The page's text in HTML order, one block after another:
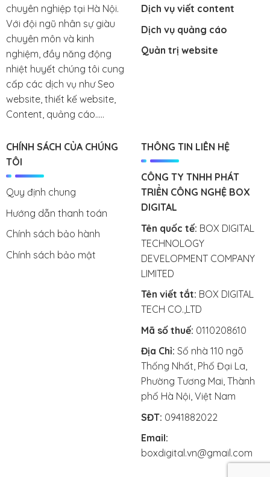
chuyên nghiệp tại Hà Nội.
Với đội ngũ nhân sự giàu
chuyên môn và kinh
nghiệm, đầy năng động
nhiệt huyết chúng tôi cung
cấp các dịch vụ như Seo
website, thiết kế website,
Content, quảng cáo.....
Dịch vụ viết content
Dịch vụ quảng cáo
Quản trị website
CHÍNH SÁCH CỦA CHÚNG
TÔI
Quy định chung
Hướng dẫn thanh toán
Chính sách bảo hành
Chính sách bảo mật
THÔNG TIN LIÊN HỆ
CÔNG TY TNHH PHÁT
TRIỂN CÔNG NGHỆ BOX
DIGITAL
Tên quốc tế: BOX DIGITAL
TECHNOLOGY
DEVELOPMENT COMPANY
LIMITED
Tên viết tắt: BOX DIGITAL
TECH CO.,LTD
Mã số thuế: 0110208610
Địa Chỉ: Số nhà 110 ngõ
Thống Nhất, Phố Đại La,
Phường Tương Mai, Thành
phố Hà Nội, Việt Nam
SĐT: 0941882022
Email:
boxdigital.vn@gmail.com